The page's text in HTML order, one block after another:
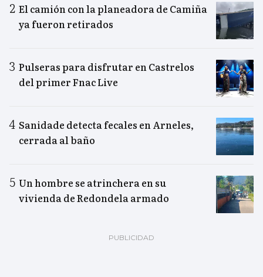
El camión con la planeadora de Camiña
ya fueron retirados
Pulseras para disfrutar en Castrelos
del primer Fnac Live
Sanidade detecta fecales en Arneles,
cerrada al baño
Un hombre se atrinchera en su
vivienda de Redondela armado